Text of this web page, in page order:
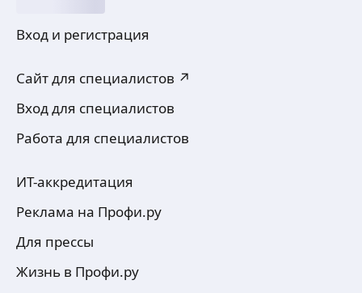
Вход и регистрация
Сайт для специалистов ↗
Вход для специалистов
Работа для специалистов
ИТ-аккредитация
Реклама на Профи.ру
Для прессы
Жизнь в Профи.ру